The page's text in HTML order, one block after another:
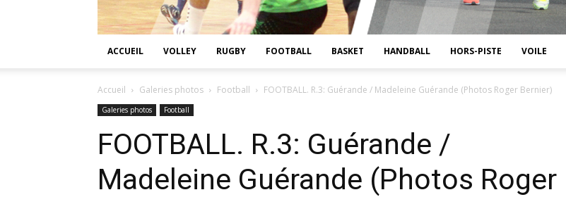
ACCUEIL VOLLEY RUGBY FOOTBALL BASKET HANDBALL HORS-PISTE VOILE
Accueil Galeries photos Football FOOTBALL. R.3: Guérande / Madeleine Guérande (Photos Roger Bernier)
Galeries photos Football
FOOTBALL. R.3: Guérande /
Madeleine Guérande (Photos Roger